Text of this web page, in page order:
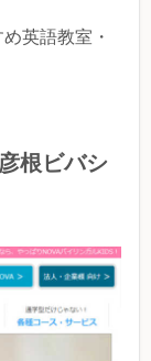
英語教室・
根ビバシ